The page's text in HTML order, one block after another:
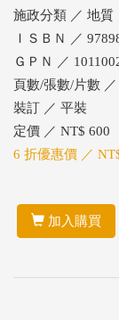
施政分類 ／ 地質
ＩＳＢＮ ／
ＧＰＮ ／
頁數/張數/片數 ／
裝訂 ／ 平裝
定價 ／ NT$ 600
6 折優惠價 ／
加入購買